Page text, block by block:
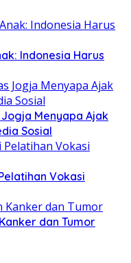
Indonesia Harus
Menyapa Ajak
Sosial
Vokasi
dan Tumor